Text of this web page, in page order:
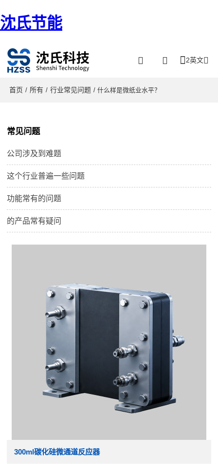
沈氏节能
2英文
首页 / 所有 / 行业常见问题 / 什么样是微纸业水平？
常见问题
公司涉及到难题
这个行业普遍一些问题
功能常有的问题
的产品常有疑问
300ml碳化硅微通道反应器